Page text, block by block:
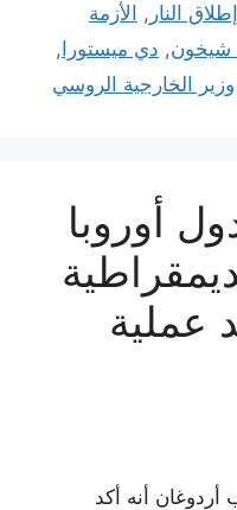
النار ,
الأزمة
شيخون, دي ميستورا ,
وزير الخارجية الروسي
أوروبا
عملية
أنه أكد